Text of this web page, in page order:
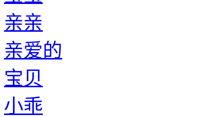
亲亲
亲爱的
宝贝
小乖